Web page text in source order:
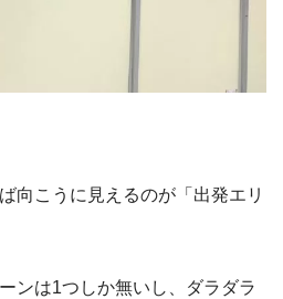
向こうに見えるのが「出発エリ
ンは1つしか無いし、ダラダラ